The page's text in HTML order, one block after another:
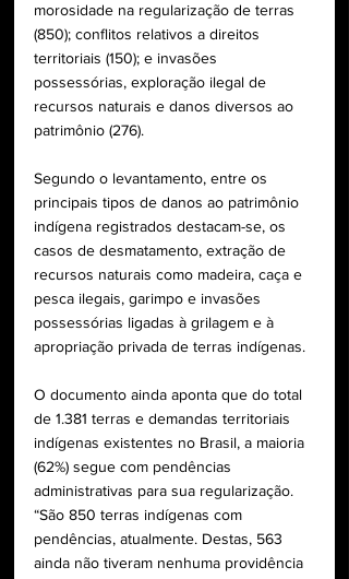
morosidade na regularização de terras
(850); conflitos relativos a direitos
territoriais (150); e invasões
possessórias, exploração ilegal de
recursos naturais e danos diversos ao
patrimônio (276).
Segundo o levantamento, entre os
principais tipos de danos ao patrimônio
indígena registrados destacam-se, os
casos de desmatamento, extração de
recursos naturais como madeira, caça e
pesca ilegais, garimpo e invasões
possessórias ligadas à grilagem e à
apropriação privada de terras indígenas.
O documento ainda aponta que do total
de 1.381 terras e demandas territoriais
indígenas existentes no Brasil, a maioria
(62%) segue com pendências
administrativas para sua regularização.
“São 850 terras indígenas com
pendências, atualmente. Destas, 563
ainda não tiveram nenhuma providência